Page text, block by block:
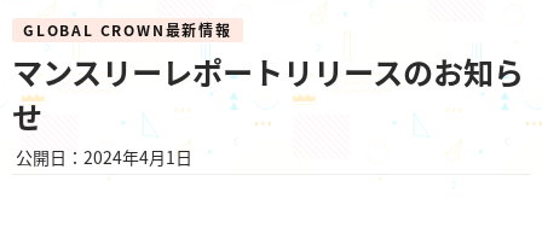
GLOBAL CROWN最新情報
マンスリーレポートリリースのお知ら
せ
公開日：2024年4月1日